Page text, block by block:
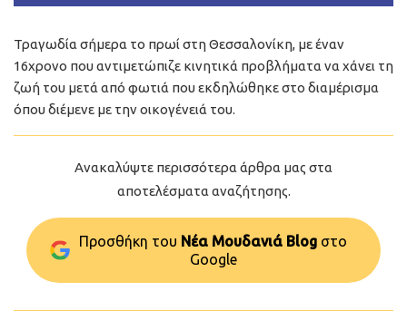
Τραγωδία σήμερα το πρωί στη Θεσσαλονίκη, με έναν
16χρονο που αντιμετώπιζε κινητικά προβλήματα να χάνει τη
ζωή του μετά από φωτιά που εκδηλώθηκε στο διαμέρισμα
όπου διέμενε με την οικογένειά του.
Ανακαλύψτε περισσότερα άρθρα μας στα
αποτελέσματα αναζήτησης.
Προσθήκη του Νέα Μουδανιά Blog στo
Google